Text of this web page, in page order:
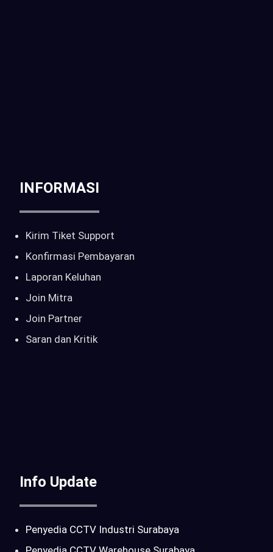
INFORMASI
Kirim Tiket Support
Konfirmasi Pembayaran
Laporan Keluhan
Join Mitra
Join Partner
Saran dan Kritik
Info Update
Penyedia CCTV Industri Surabaya